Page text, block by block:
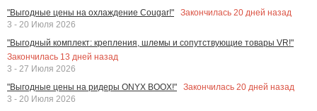
"Выгодные цены на охлаждение Cougar!"
Закончилась 20 дней назад
3 - 20 Июля 2026
"Выгодный комплект: крепления, шлемы и сопутствующие товары VR!"
Закончилась 13 дней назад
3 - 27 Июля 2026
"Выгодные цены на ридеры ONYX BOOX!"
Закончилась 20 дней назад
3 - 20 Июля 2026